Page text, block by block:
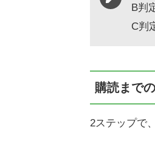
B判
C判
購読まで
2ステップで